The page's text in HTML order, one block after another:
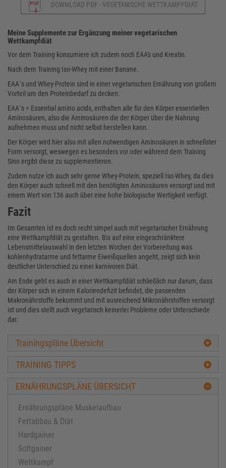
DOWNLOAD PDF - VEGETARISCHE WETTKAMPFDIÄT
Meine Supplemente zur Ergänzung meiner vegetarischen
Wettkampfdiät
Vor dem Training konsumiere ich zudem noch EAA's und Kreatin.
Nach dem Training Iso-Whey mit einer Banane.
EAA´s und Whey-Protein sind in einer vegetarischen Ernährung von großem
Vorteil um den Proteinbedarf zu decken.
EAA´s = Essential amino acids, enthalten alle für den Körper essentiellen
Aminosäuren, also die Aminosäuren die der Körper über die Nahrung
aufnehmen muss und nicht selbst herstellen kann.
Der Körper wird hier also mit allen notwendigen Aminosäuren in schnellster
Form versorgt, weswegen es besonders vor oder während dem Training
Sinn ergibt diese zu supplementieren.
Zudem nutze ich auch sehr gerne Whey-Protein, speziell Iso-Whey, da dies
den Körper auch schnell mit den benötigten Aminosäuren versorgt und mit
einem Wert von 136 auch über eine hohe biologische Wertigkeit verfügt.
Fazit
Im Gesamten ist es doch recht simpel auch mit vegetarischer Ernährung
eine Wettkampfdiät zu gestalten. Bis auf eine eingeschränktere
Lebensmittelauswahl in den letzten Wochen der Vorbereitung was
kohlenhydratarme und fettarme Eiweißquellen angeht, zeigt sich kein
deutlicher Unterschied zu einer karnivoren Diät.
Am Ende geht es auch in einer Wettkampfdiät schließlich nur darum, dass
der Körper sich in einem Kaloriendefizit befindet, die passenden
Makronährstoffe bekommt und mit ausreichend Mikronährstoffen versorgt
ist und dies stellt auch vegetarisch keinerlei Probleme oder Unterschiede
dar.
Trainingspläne Übersicht
TRAINING TIPPS
ERNÄHRUNGSPLÄNE ÜBERSICHT
Ernährungspläne Muskelaufbau
Fettabbau & Diät
Hardgainer
Softgainer
Wettkampf